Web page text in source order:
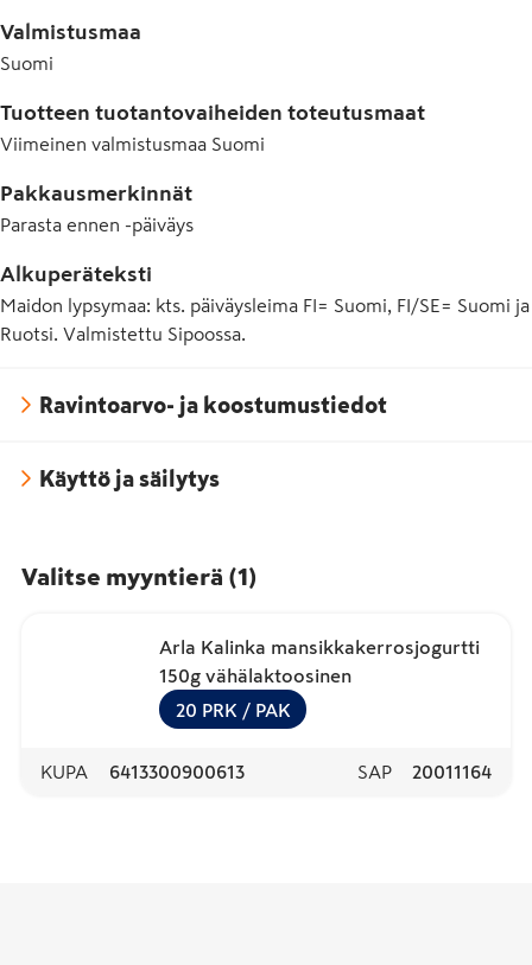
Valmistusmaa
Suomi
Tuotteen tuotantovaiheiden toteutusmaat
Viimeinen valmistusmaa Suomi
Pakkausmerkinnät
Parasta ennen -päiväys
Alkuperäteksti
Maidon lypsymaa: kts. päiväysleima FI= Suomi, FI/SE= Suomi ja
Ruotsi. Valmistettu Sipoossa.
Ravintoarvo- ja koostumustiedot
Käyttö ja säilytys
Valitse myyntierä (1 )
Arla Kalinka mansikkakerrosjogurtti
150g vähälaktoosinen
20 PRK / PAK
KUPA 6413300900613 SAP 20011164